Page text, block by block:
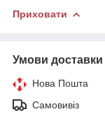
Приховати
Умови доставки
Нова Пошта
Самовивіз